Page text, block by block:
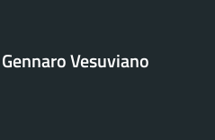
Vesuviano